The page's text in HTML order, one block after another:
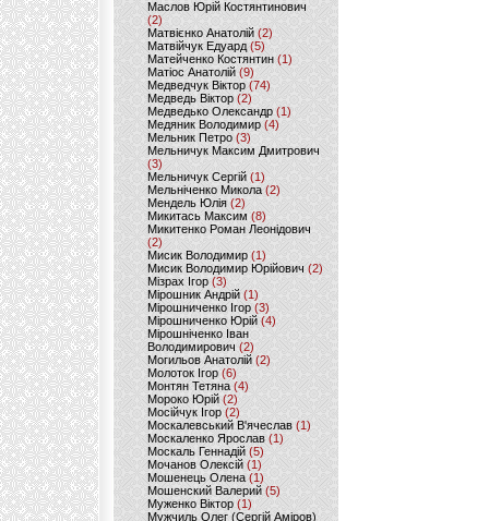
Маслов Юрій Костянтинович
(2)
Матвієнко Анатолій (2)
Матвійчук Едуард(5)
Матейченко Костянтин (1)
Матіос Анатолій (9)
Медведчук Віктор(74)
Медведь Віктор (2)
Медведько Олександр (1)
Медяник Володимир(4)
Мельник Петро (3)
Мельничук Максим Дмитрович
(3)
Мельничук Сергій (1)
Мельніченко Микола (2)
Мендель Юлія (2)
Микитась Максим (8)
Микитенко Роман Леонідович
(2)
Мисик Володимир (1)
Мисик Володимир Юрійович(2)
Мізрах Ігор(3)
Мірошник Андрій(1)
Мірошниченко Ігор (3)
Мірошниченко Юрій(4)
Мірошніченко Іван
Володимирович (2)
Могильов Анатолій (2)
Молоток Ігор (6)
Монтян Тетяна (4)
Мороко Юрій(2)
Мосійчук Ігор (2)
Москалевський В'ячеслав (1)
Москаленко Ярослав (1)
Москаль Геннадій (5)
Мочанов Олексій(1)
Мошенець Олена(1)
Мошенский Валерий (5)
Муженко Віктор (1)
Мужчиль Олег (Сергій Аміров)